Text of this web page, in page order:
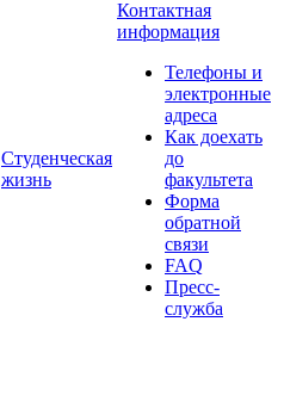
Студенческая
жизнь
Контактная
информация
Телефоны и
электронные
адреса
Как доехать
до
факультета
Форма
обратной
связи
FAQ
Пресс-
служба